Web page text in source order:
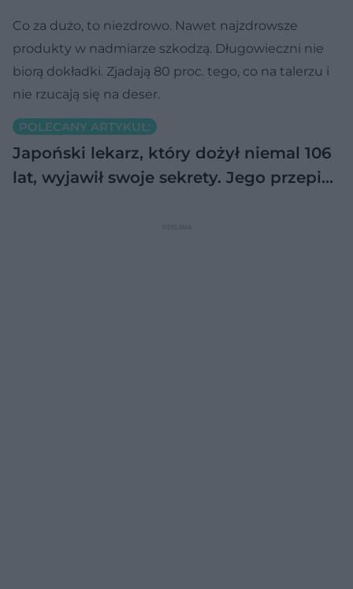
Co za dużo, to niezdrowo. Nawet najzdrowsze
produkty w nadmiarze szkodzą. Długowieczni nie
biorą dokładki. Zjadają 80 proc. tego, co na talerzu i
nie rzucają się na deser.
POLECANY ARTYKUŁ:
Japoński lekarz, który dożył niemal 106
lat, wyjawił swoje sekrety. Jego przepi…